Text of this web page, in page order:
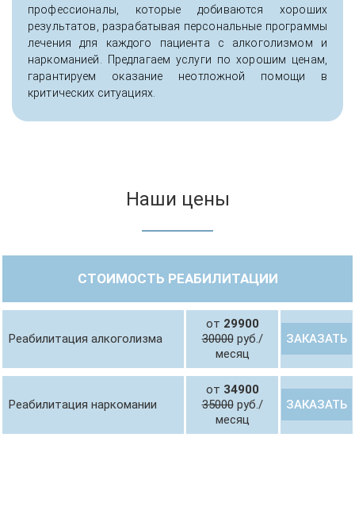
профессионалы, которые добиваются хороших
результатов, разрабатывая персональные программы
лечения для каждого пациента с алкоголизмом и
наркоманией. Предлагаем услуги по хорошим ценам,
гарантируем оказание неотложной помощи в
критических ситуациях.
Наши цены
СТОИМОСТЬ РЕАБИЛИТАЦИИ
Реабилитация алкоголизма
от 29900
30000руб./
месяц
ЗАКАЗАТЬ
Реабилитация наркомании
от 34900
35000руб./
месяц
ЗАКАЗАТЬ